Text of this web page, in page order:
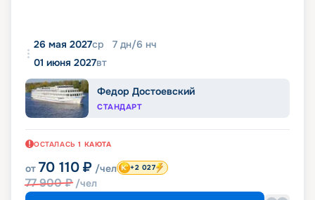
26 мая 2027ср 7 дн/6 нч
01 июня 2027вт
Федор Достоевский
СТАНДАРТ
ОСТАЛАСЬ 1 КАЮТА
от 70 110 ₽ /чел
77 900₽ /чел
+2 027